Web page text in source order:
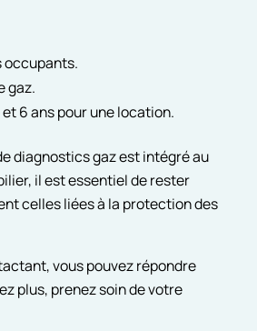
occupants.
gaz.
6 ans pour une location.
diagnostics gaz est intégré au
il est essentiel de rester
celles liées à la protection des
vous pouvez répondre
plus, prenez soin de votre